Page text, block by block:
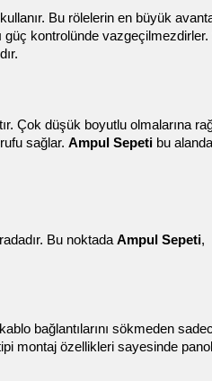
Bu rölelerin en büyük
güç kontrolünde
Çok düşük boyutlu olmalarına
sağlar. Ampul Sepeti bu
Bu noktada Ampul Sepeti,
bağlantılarını sökmeden
montaj özellikleri sayesinde